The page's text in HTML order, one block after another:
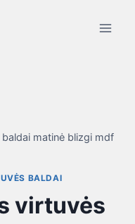
matinė blizgi mdf
BALDAI
virtuvės